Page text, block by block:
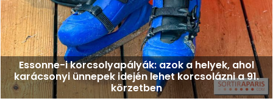
Essonne-i korcsolyapályák: azok a helyek, ahol
karácsonyi ünnepek idején lehet korcsolázni a 91.
körzetben